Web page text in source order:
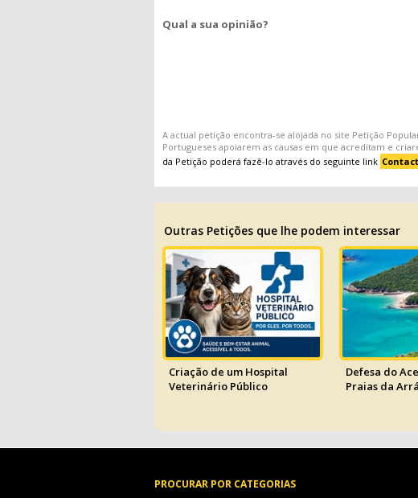
Qual a sua opinião?
A actual petição encontra-se alojada no site Petição
Portugueses apoiarem as causas em que acreditam e
da Petição poderá fazê-lo através do seguinte link
Outras Petições que lhe podem interessar
Criação de um Hospital
Veterinário Público
Defesa do
Praias da
PROCURAR POR CATEGORIAS